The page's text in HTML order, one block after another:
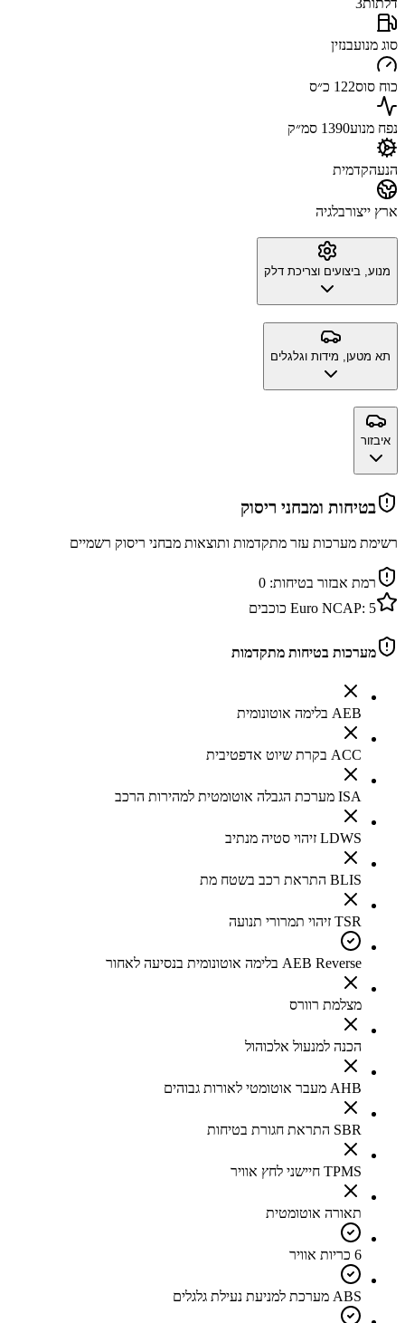
דלתות3
סוג מנועבנזין
כוח סוס122 כ״ס
נפח מנוע1390 סמ״ק
הנעהקדמית
ארץ ייצורבלגיה
מנוע, ביצועים וצריכת דלק
תא מטען, מידות וגלגלים
איבזור
בטיחות ומבחני ריסוק
רשימת מערכות עזר מתקדמות ותוצאות מבחני ריסוק רשמיים
רמת אבזור בטיחות: 0
Euro NCAP: 5 כוכבים
מערכות בטיחות מתקדמות
AEB בלימה אוטונומית
ACC בקרת שיוט אדפטיבית
ISA מערכת הגבלה אוטומטית למהירות הרכב
LDWS זיהוי סטיה מנתיב
BLIS התראת רכב בשטח מת
TSR זיהוי תמרורי תנועה
AEB Reverse בלימה אוטונומית בנסיעה לאחור
מצלמת רוורס
הכנה למנעול אלכוהול
AHB מעבר אוטומטי לאורות גבוהים
SBR התראת חגורת בטיחות
TPMS חיישני לחץ אוויר
תאורה אוטומטית
6 כריות אוויר
ABS מערכת למניעת נעילת גלגלים